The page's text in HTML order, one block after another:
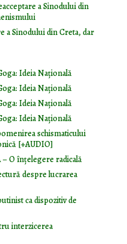
a Sinodului din
a Sinodului din Creta, dar
Ideia Naţională
Ideia Naţională
Ideia Naţională
Ideia Naţională
schismaticului
[+AUDIO]
– O înţelegere radicală
despre lucrarea
ca dispozitiv de
interzicerea